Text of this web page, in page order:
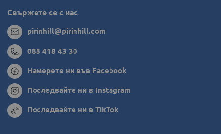
Свържете се с нас
pirinhill@pirinhill.com
088 418 43 30
Намерете ни във Facebook
Последвайте ни в Instagram
Последвайте ни в TikTok